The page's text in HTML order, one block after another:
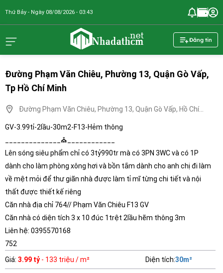
Thứ Bảy - Ngày 08/08/2026 - 03:43
Đăng tin
Đường Phạm Văn Chiêu, Phường 13, Quận Gò Vấp,
Tp Hồ Chí Minh
Đường Phạm Văn Chiêu, Phường 13, Quận Gò Vấp, Hồ Chí
Minh
GV-3.99tỉ-2lầu-30m2-F13-Hẻm thông
______________⛪️____________
Lên sóng siêu phẩm chỉ có 3tỷ990tr mà có 3PN 3WC và có 1P
dành cho làm phòng xông hơi và bồn tắm dành cho anh chị đi làm
về mệt mỏi để thư giãn nhà được làm tỉ mĩ từng chi tiết và nội
thất được thiết kế riêng
Căn nhà địa chỉ 764// Phạm Văn Chiêu F13 GV
Căn nhà có diện tích 3 x 10 đúc 1trệt 2lầu hẽm thông 3m
Liên hệ: 0395570168
752
Giá: 3.99 tỷ - 133 triệu / m² Diện tích:30m²